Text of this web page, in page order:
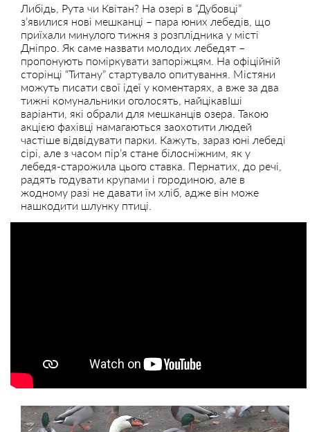
Либідь, Рута чи Квітан? На озері в “Дубовці”
з’явилися нові мешканці – пара юних лебедів, що
приїхали минулого тижня з розплідника у місті
Дніпро. Як саме назвати молодих лебедят –
пропонують поміркувати запоріжцям. На офіційній
сторінці “Титану” стартувало опитування. Містяни
можуть писати свої ідеї у коментарях, а вже за два
тижні комунальники оголосять, найцікавІші
варіанти, які обрали для мешканців озера. Такою
акцією фахівці намагаються заохотити людей
частіше відвідувати парки. Кажуть, зараз юні лебеді
сірі, але з часом пір’я стане білосніжним, як у
лебедя-старожила цього ставка. Пернатих, до речі,
радять годувати крупами і городиною, але в
жодному разі не давати їм хліб, адже він може
нашкодити шлунку птиці.